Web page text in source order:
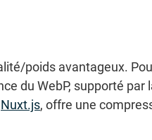
poids avantageux.
du WebP, supporté par
Nuxt.js, offre une